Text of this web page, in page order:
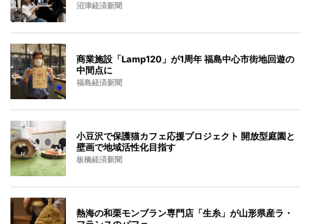
沼津経済新聞
商業施設「Lamp120」が1周年 福島中心市街地回遊の
中間点に
福島経済新聞
小豆沢で保護猫カフェ応援プロジェクト 開放型庭園と
壁画で地域活性化目指す
板橋経済新聞
熱海の和栗モンブラン専門店「生糸」が山形県産ラ・